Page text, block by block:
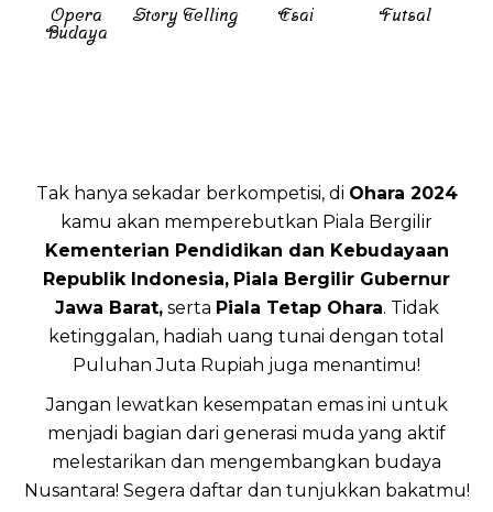
Opera
Budaya
Story Telling Esai Futsal
Tak hanya sekadar berkompetisi, di Ohara 2024
kamu akan memperebutkan Piala Bergilir
Kementerian Pendidikan dan Kebudayaan
Republik Indonesia, Piala Bergilir Gubernur
Jawa Barat,serta Piala Tetap Ohara. Tidak
ketinggalan, hadiah uang tunai dengan total
Puluhan Juta Rupiah juga menantimu!
Jangan lewatkan kesempatan emas ini untuk
menjadi bagian dari generasi muda yang aktif
melestarikan dan mengembangkan budaya
Nusantara! Segera daftar dan tunjukkan bakatmu!